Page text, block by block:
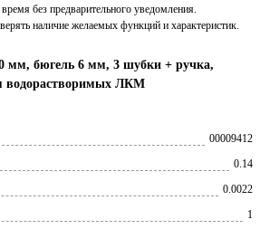
мм, бюгель 6 мм, 3 шубки + ручка,
ЛКМ
00009412
0.14
0.0022
1
без предварительного уведомления.
наличие желаемых функций и характеристик.